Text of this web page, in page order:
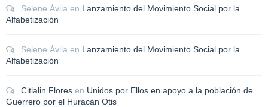
Selene Ávila en Lanzamiento del Movimiento Social por la
Alfabetización
Selene Ávila en Lanzamiento del Movimiento Social por la
Alfabetización
Citlalin Flores en Unidos por Ellos en apoyo a la población de
Guerrero por el Huracán Otis